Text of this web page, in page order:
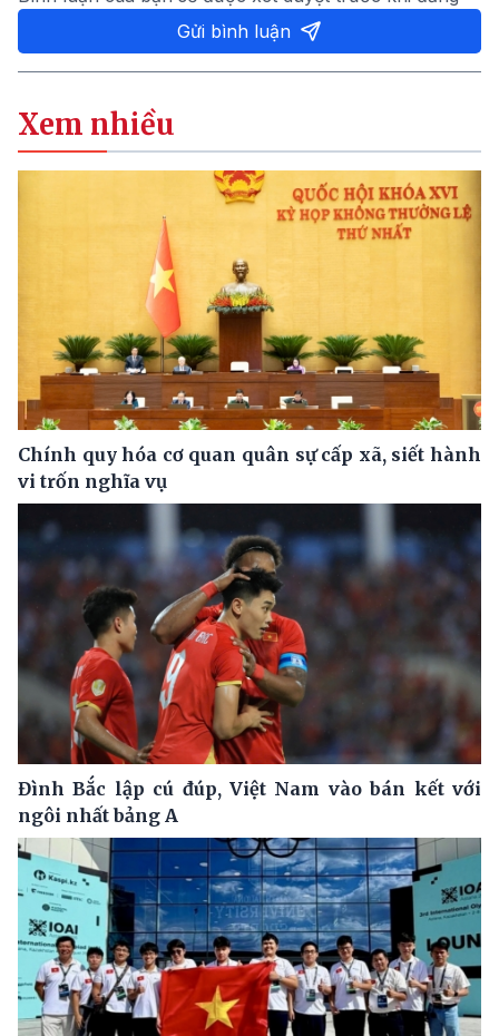
Gửi bình luận
Xem nhiều
Chính quy hóa cơ quan quân sự cấp xã, siết hành
vi trốn nghĩa vụ
Đình Bắc lập cú đúp, Việt Nam vào bán kết với
ngôi nhất bảng A